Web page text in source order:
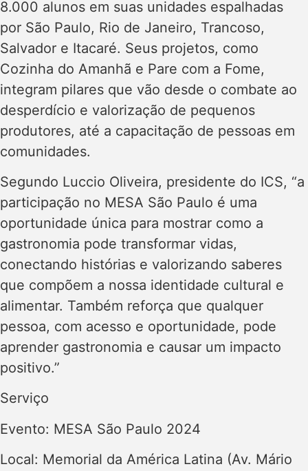
8.000 alunos em suas unidades espalhadas
por São Paulo, Rio de Janeiro, Trancoso,
Salvador e Itacaré. Seus projetos, como
Cozinha do Amanhã e Pare com a Fome,
integram pilares que vão desde o combate ao
desperdício e valorização de pequenos
produtores, até a capacitação de pessoas em
comunidades.
Segundo Luccio Oliveira, presidente do ICS, “a
participação no MESA São Paulo é uma
oportunidade única para mostrar como a
gastronomia pode transformar vidas,
conectando histórias e valorizando saberes
que compõem a nossa identidade cultural e
alimentar. Também reforça que qualquer
pessoa, com acesso e oportunidade, pode
aprender gastronomia e causar um impacto
positivo.”
Serviço
Evento: MESA São Paulo 2024
Local: Memorial da América Latina (Av. Mário